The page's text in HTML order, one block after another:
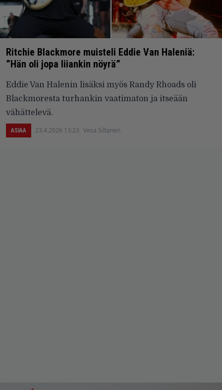
Ritchie Blackmore muisteli Eddie Van Haleniä:
”Hän oli jopa liiankin nöyrä”
Eddie Van Halenin lisäksi myös Randy Rhoads oli
Blackmoresta turhankin vaatimaton ja itseään
vähättelevä.
ASIAA 23.4.2026 13:23 Vesa Siltanen